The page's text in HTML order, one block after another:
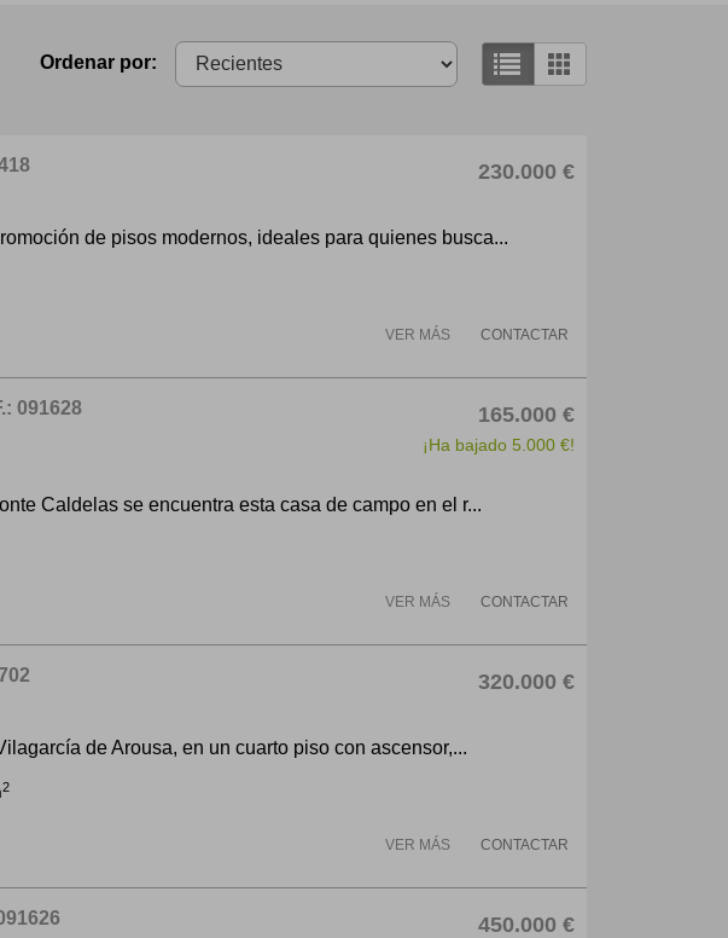
Ordenar por:
230.000 €
de pisos modernos, ideales para quienes busca...
CONTACTAR
VER MÁS
091628 165.000 €
¡Ha bajado 5.000 €!
Caldelas se encuentra esta casa de campo en el r...
CONTACTAR
VER MÁS
320.000 €
de Arousa, en un cuarto piso con ascensor,...
2
CONTACTAR
VER MÁS
450.000 €